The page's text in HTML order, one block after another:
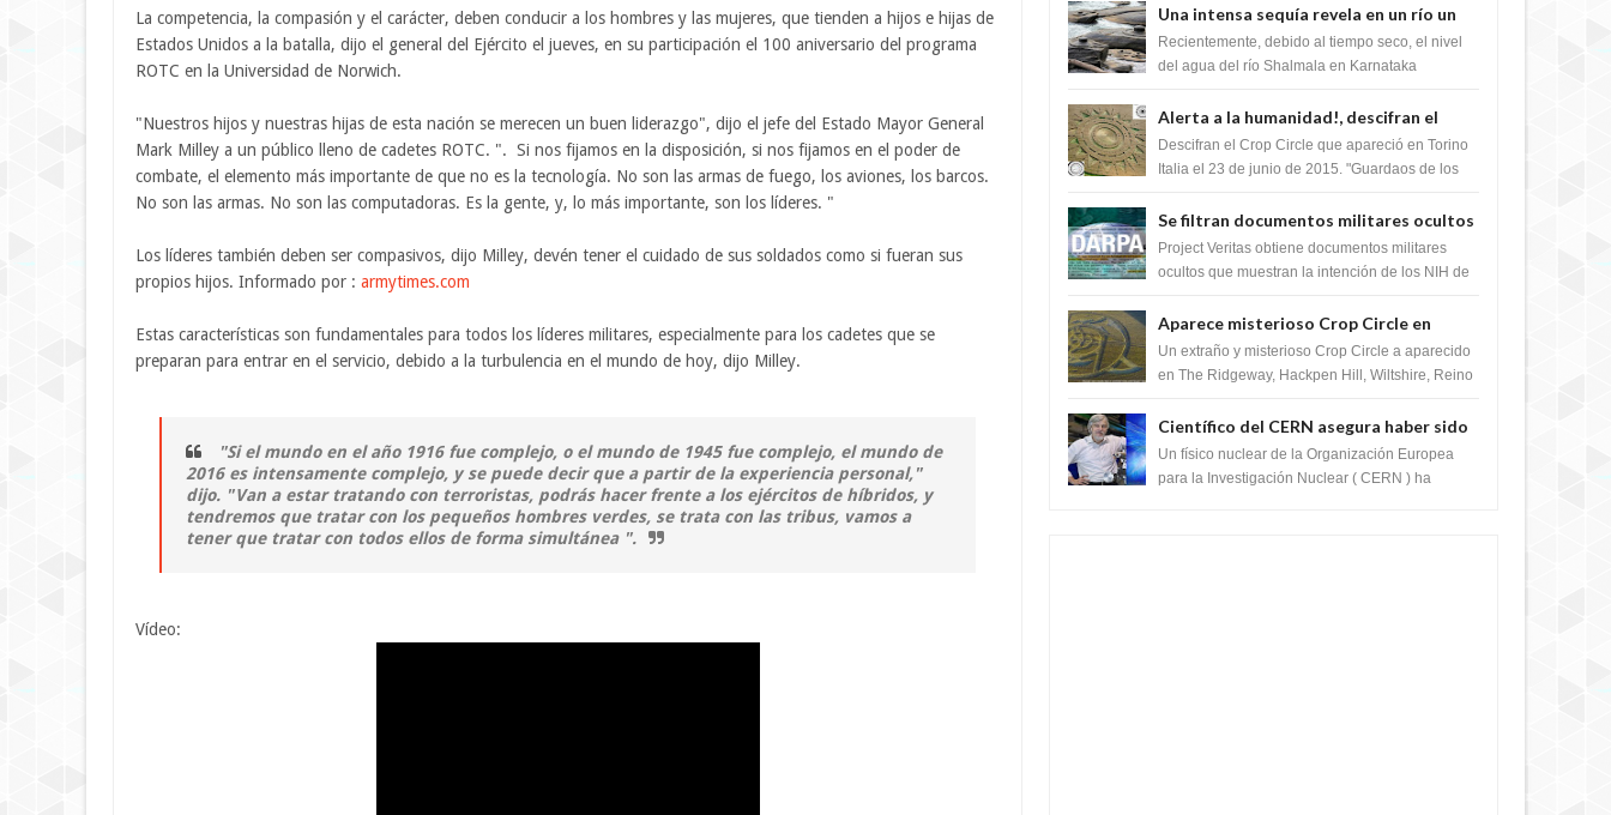
La competencia, la compasión y el carácter, deben conducir a los hombres y las mujeres, que tienden a hijos e hijas de
Estados Unidos a la batalla, dijo el general del Ejército el jueves, en su participación el 100 aniversario del programa
ROTC en la Universidad de Norwich.
"Nuestros hijos y nuestras hijas de esta nación se merecen un buen liderazgo", dijo el jefe del Estado Mayor General
Mark Milley a un público lleno de cadetes ROTC. ". Si nos fijamos en la disposición, si nos fijamos en el poder de
combate, el elemento más importante de que no es la tecnología. No son las armas de fuego, los aviones, los barcos.
No son las armas. No son las computadoras. Es la gente, y, lo más importante, son los líderes. "
Los líderes también deben ser compasivos, dijo Milley, devén tener el cuidado de sus soldados como si fueran sus
propios hijos. Informado por : armytimes.com
Estas características son fundamentales para todos los líderes militares, especialmente para los cadetes que se
preparan para entrar en el servicio, debido a la turbulencia en el mundo de hoy, dijo Milley.
"Si el mundo en el año 1916 fue complejo, o el mundo de 1945 fue complejo, el mundo de
2016 es intensamente complejo, y se puede decir que a partir de la experiencia personal,"
dijo. "Van a estar tratando con terroristas, podrás hacer frente a los ejércitos de híbridos, y
tendremos que tratar con los pequeños hombres verdes, se trata con las tribus, vamos a
tener que tratar con todos ellos de forma simultánea ".
Vídeo:
m...
Una intensa sequía revela en un río un
impresionante hallazgo de miles de
Shiva Lingas
Recientemente, debido al tiempo seco, el nivel
del agua del río Shalmala en Karnataka
Shiv...
Alerta a la humanidad!, descifran el
mensaje del Crop Circle de Torino ,Italia
Descifran el Crop Circle que apareció en Torino
Italia el 23 de junio de 2015. "Guardaos de los
Se filtran documentos militares ocultos
que muestran la intención de los NIH de
crear el SARS-CoV-2, utilizando la
Project Veritas obtiene documentos militares
ocultos que muestran la intención de los NIH de
Aparece misterioso Crop Circle en
Reino Unido 23 de junio 2016
Un extraño y misterioso Crop Circle a aparecido
en The Ridgeway, Hackpen Hill, Wiltshire, Reino
Científico del CERN asegura haber sido
ayudado por seres de luz durante una
prueba del Colisionador de Hadrones
Un físico nuclear de la Organización Europea
para la Investigación Nuclear ( CERN ) ha